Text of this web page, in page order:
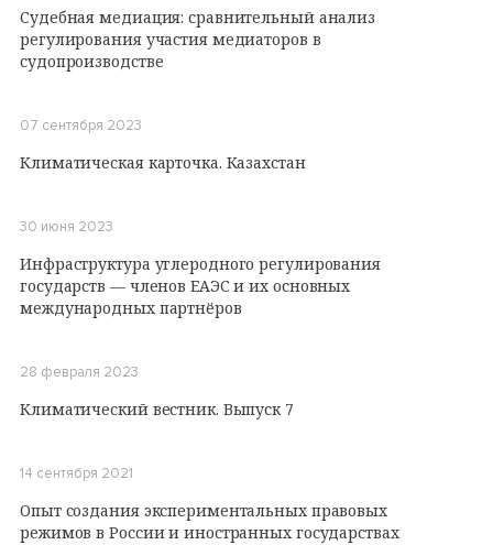
Судебная медиация: сравнительный анализ
регулирования участия медиаторов в
судопроизводстве
07 сентября 2023
Климатическая карточка. Казахстан
30 июня 2023
Инфраструктура углеродного регулирования
государств — членов ЕАЭС и их основных
международных партнёров
28 февраля 2023
Климатический вестник. Выпуск 7
14 сентября 2021
Опыт создания экспериментальных правовых
режимов в России и иностранных государствах